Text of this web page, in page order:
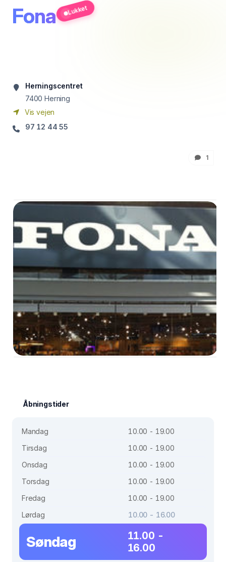
Fona Lukket
Herningscentret
7400 Herning
Vis vejen
97 12 44 55
1
Åbningstider
Mandag
10.00 - 19.00
Tirsdag
10.00 - 19.00
Onsdag
10.00 - 19.00
Torsdag
10.00 - 19.00
Fredag
10.00 - 19.00
Lørdag
10.00 - 16.00
Søndag
11.00 -
16.00